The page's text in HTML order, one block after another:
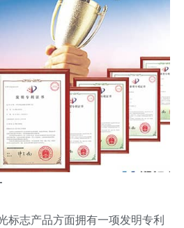
志产品方面拥有一项发明专利